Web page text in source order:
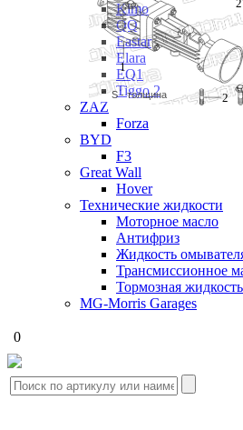
Kimo
QQ
Eastar
Elara
EQ1
Tiggo 2
ZAZ
Forza
BYD
F3
Great Wall
Hover
Технические жидкости
Моторное масло
Антифриз
Жидкость
Трансмиссионное
Тормозная жидкость
MG-Morris Garages
0
S - толщина 2
1